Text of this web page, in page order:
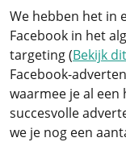
We hebben het in
Facebook in het
targeting (Bekijk dit
Facebook-
waarmee je al een
succesvolle
we je nog een